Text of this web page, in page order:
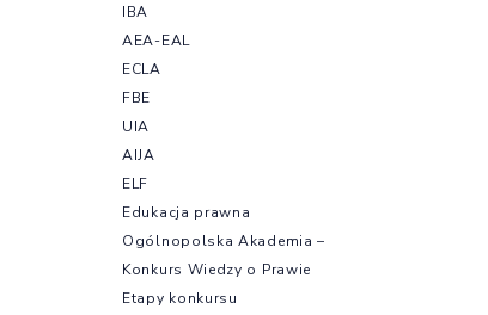
IBA
AEA-EAL
ECLA
FBE
UIA
AIJA
ELF
Edukacja prawna
Ogólnopolska Akademia –
Konkurs Wiedzy o Prawie
Etapy konkursu